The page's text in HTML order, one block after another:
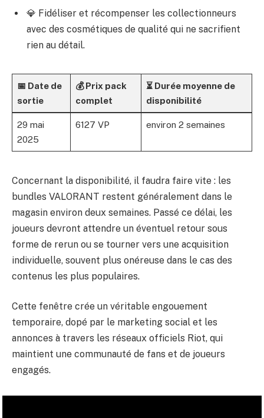
💎 Fidéliser et récompenser les collectionneurs
avec des cosmétiques de qualité qui ne sacrifient
rien au détail.
📅 Date de
sortie
💰 Prix pack
complet
⏳ Durée moyenne de
disponibilité
29 mai
2025
6127 VP environ 2 semaines
Concernant la disponibilité, il faudra faire vite : les
bundles VALORANT restent généralement dans le
magasin environ deux semaines. Passé ce délai, les
joueurs devront attendre un éventuel retour sous
forme de rerun ou se tourner vers une acquisition
individuelle, souvent plus onéreuse dans le cas des
contenus les plus populaires.
Cette fenêtre crée un véritable engouement
temporaire, dopé par le marketing social et les
annonces à travers les réseaux officiels Riot, qui
maintient une communauté de fans et de joueurs
engagés.